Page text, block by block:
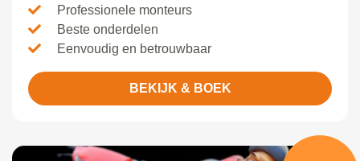
Professionele monteurs
Beste onderdelen
Eenvoudig en betrouwbaar
BEKIJK & BOEK